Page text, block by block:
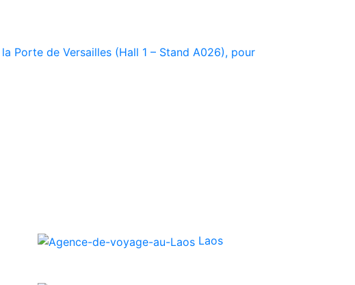
Porte de Versailles (Hall 1 – Stand A026), pour
Laos